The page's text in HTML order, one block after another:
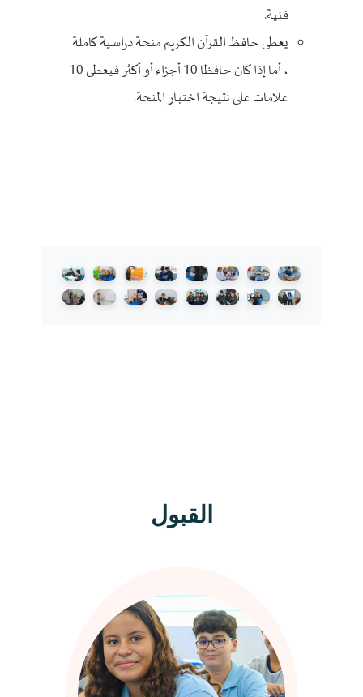
فنية.
يعطى حافظ القرآن الكريم منحة دراسية كاملة
، أما إذا كان حافظا 10 أجزاء أو أكثر فيعطى 10
علامات على نتيجة اختبار المنحة.
القبول